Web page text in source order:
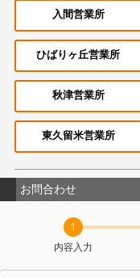
入間営業所
ひばりヶ丘営業所
秋津営業所
東久留米営業所
お問合わせ
1
内容入力